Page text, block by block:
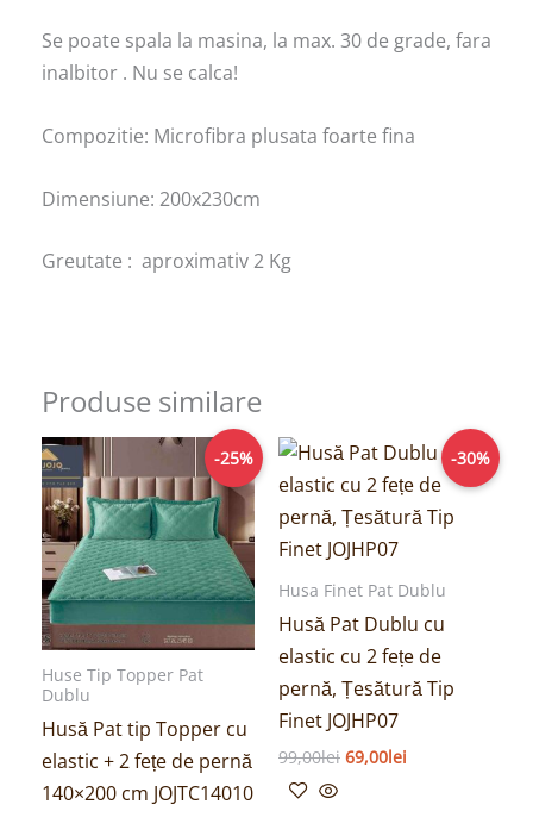
Se poate spala la masina, la max. 30 de grade, fara
inalbitor . Nu se calca!
Compozitie: Microfibra plusata foarte fina
Dimensiune: 200x230cm
Greutate : aproximativ 2 Kg
Produse similare
-25%
Huse Tip Topper Pat
Dublu
Husă Pat tip Topper cu
elastic + 2 fețe de pernă
140×200 cm JOJTC14010
Prețul
fost:
199,00lei.
Prețul
curent
este:
149,00lei.
-30%
Husa Finet Pat Dublu
Husă Pat Dublu cu
elastic cu 2 fețe de
pernă, Țesătură Tip
Finet JOJHP07
99,00lei
Prețul
inițial
a
fost:
99,00lei.
69,00lei
Prețul
curent
este:
69,00lei.